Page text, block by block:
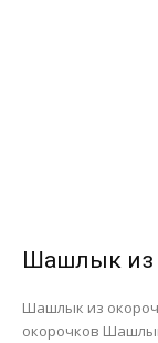
Шашлык из
Шашлык из
окорочков